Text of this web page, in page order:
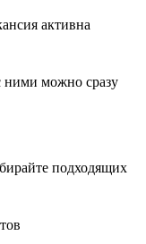
активна
ними можно сразу
подходящих